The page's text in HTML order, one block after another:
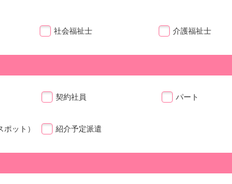
社会福祉士 介護福祉士
契約社員 パート
ポット） 紹介予定派遣